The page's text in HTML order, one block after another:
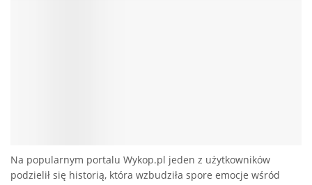
Na popularnym portalu Wykop.pl jeden z użytkowników
podzielił się historią, która wzbudziła spore emocje wśród